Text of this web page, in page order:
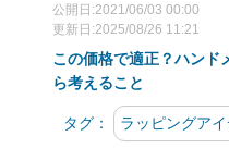
公開日:2021/06/03 00:00
更新日:2025/08/26 11:21
この価格で適正？ハンド
ら考えること
タグ： ラッピングア